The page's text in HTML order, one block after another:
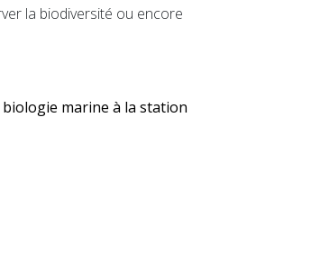
la biodiversité ou encore
marine à la station